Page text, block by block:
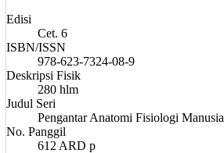
Edisi
Cet. 6
ISBN/ISSN
978-623-7324-08-9
Deskripsi Fisik
280 hlm
Judul Seri
Pengantar Anatomi Fisiologi Manusia
No. Panggil
612 ARD p